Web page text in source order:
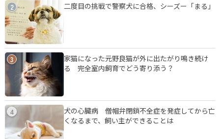
2 二度目の挑戦で警察犬に合格、シーズー「まる」
3
家猫になった元野良猫が外に出たがり鳴き続け
る 完全室内飼育でどう寄り添う？
4
犬の心臓病 僧帽弁閉鎖不全症を発症してから亡
くなるまで、飼い主ができることは